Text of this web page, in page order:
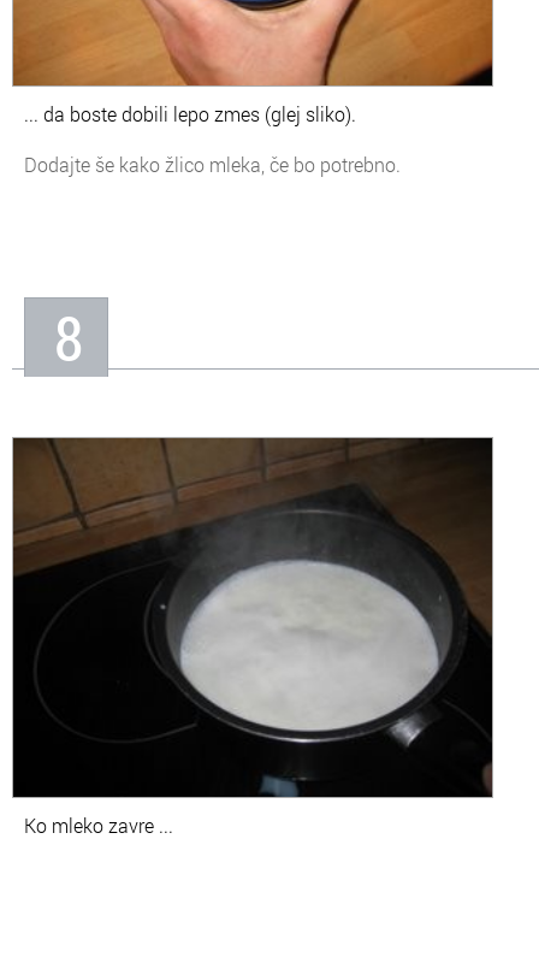
... da boste dobili lepo zmes (glej sliko).
Dodajte še kako žlico mleka, če bo potrebno.
8
Ko mleko zavre ...